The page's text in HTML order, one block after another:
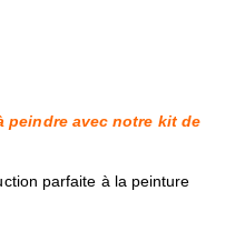
peindre avec notre kit de
parfaite à la peinture